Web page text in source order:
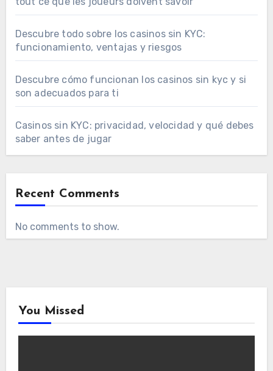
Descubre todo sobre los casinos sin KYC:
funcionamiento, ventajas y riesgos
Descubre cómo funcionan los casinos sin kyc y si
son adecuados para ti
Casinos sin KYC: privacidad, velocidad y qué debes
saber antes de jugar
Recent Comments
No comments to show.
You Missed